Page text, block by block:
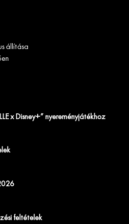
állítása
x Disney+” nyereményjátékhoz
feltételek